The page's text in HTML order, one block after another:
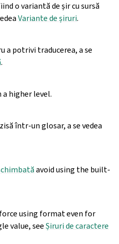
o variantă de șir cu sursă
Variante de șiruri.
a potrivi traducerea, a se
.
a higher level.
într-un glosar, a se vedea
avoid using the built-
using format even for
value, seeȘiruri de caractere